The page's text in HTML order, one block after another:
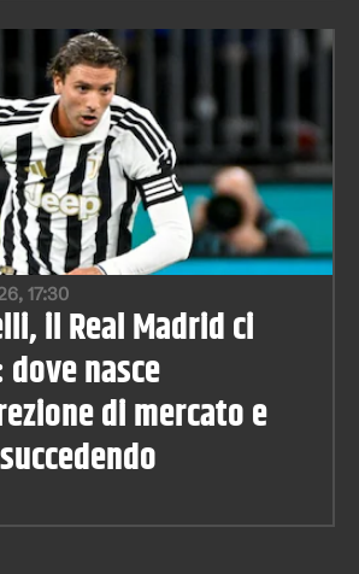
17:30
il Real Madrid ci
nasce
di mercato e